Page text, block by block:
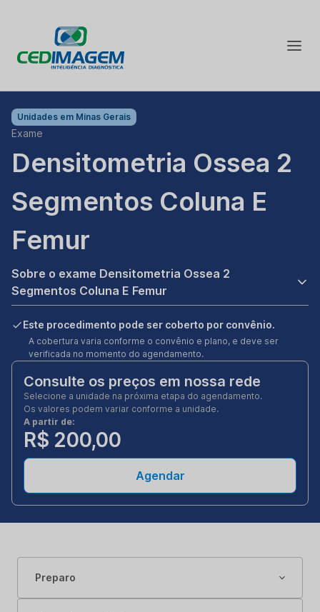
Unidades em Minas Gerais
Exame
Densitometria Ossea 2
Segmentos Coluna E
Femur
Sobre o exame Densitometria Ossea 2
Segmentos Coluna E Femur
Este procedimento pode ser coberto por convênio.
A cobertura varia conforme o convênio e plano, e deve ser
verificada no momento do agendamento.
Consulte os preços em nossa rede
Selecione a unidade na próxima etapa do agendamento.
Os valores podem variar conforme a unidade.
A partir de:
R$ 200,00
Agendar
Preparo